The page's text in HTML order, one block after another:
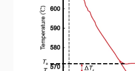
Fig. 2: Nomenclature of the
from the